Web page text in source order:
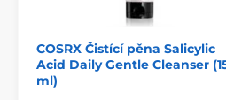
COSRX Čistící pěna Salicylic
Acid Daily Gentle Cleanser
ml)